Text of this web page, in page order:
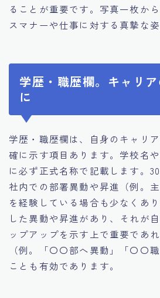
ることが重要です。写真一枚か
スマナーや仕事に対する真摯な
学歴・職歴欄。キャリ
に
学歴・職歴欄は、自身のキャリ
確に示す項目あります。学校名
に必ず正式名称で記載します。
社内での部署異動や昇進（例。
を経験している場合も少なくあ
した異動や昇進があり、それが
ップアップを示す上で重要であ
（例。「〇〇部へ異動」「〇〇
ことも有効であります。